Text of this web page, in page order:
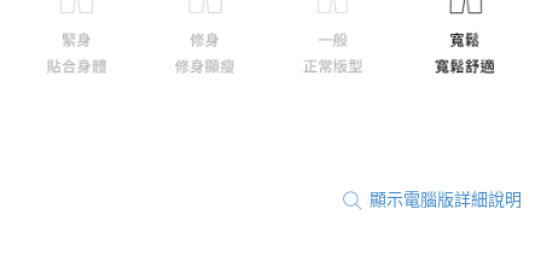
顯示電腦版詳細說明